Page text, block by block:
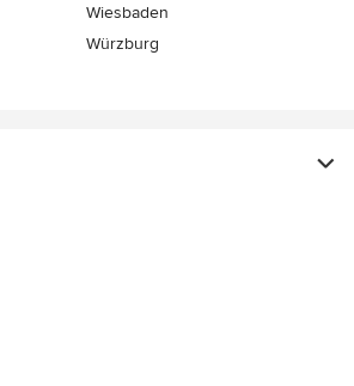
Wiesbaden
Würzburg